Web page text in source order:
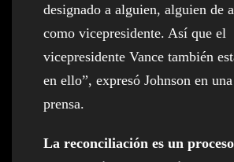
designado a alguien, alguien de
como vicepresidente. Así que el
vicepresidente Vance también
en ello”, expresó Johnson en
prensa.
La reconciliación es un